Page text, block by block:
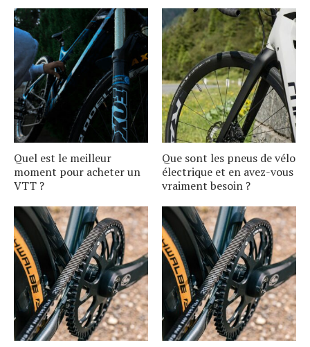
Quel est le meilleur
moment pour acheter un
VTT ?
Que sont les pneus de vélo
électrique et en avez-vous
vraiment besoin ?